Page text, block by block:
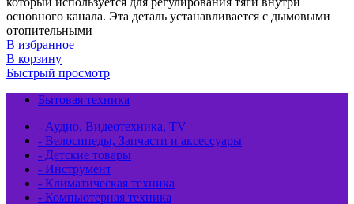
основного канала. Эта деталь устанавливается с дымовыми
отопительными
В избранное
В корзину
Быстрый просмотр
Бытовая техника
- Аудио, Видеотехника, TV
- Велосипеды, Запчасти и аксессуары
- Детские товары
- Инструмент
- Климатическая техника
- Компьютерная техника